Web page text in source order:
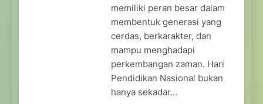
memiliki peran besar dalam
membentuk generasi yang
cerdas, berkarakter, dan
mampu menghadapi
perkembangan zaman. Hari
Pendidikan Nasional bukan
hanya sekadar…